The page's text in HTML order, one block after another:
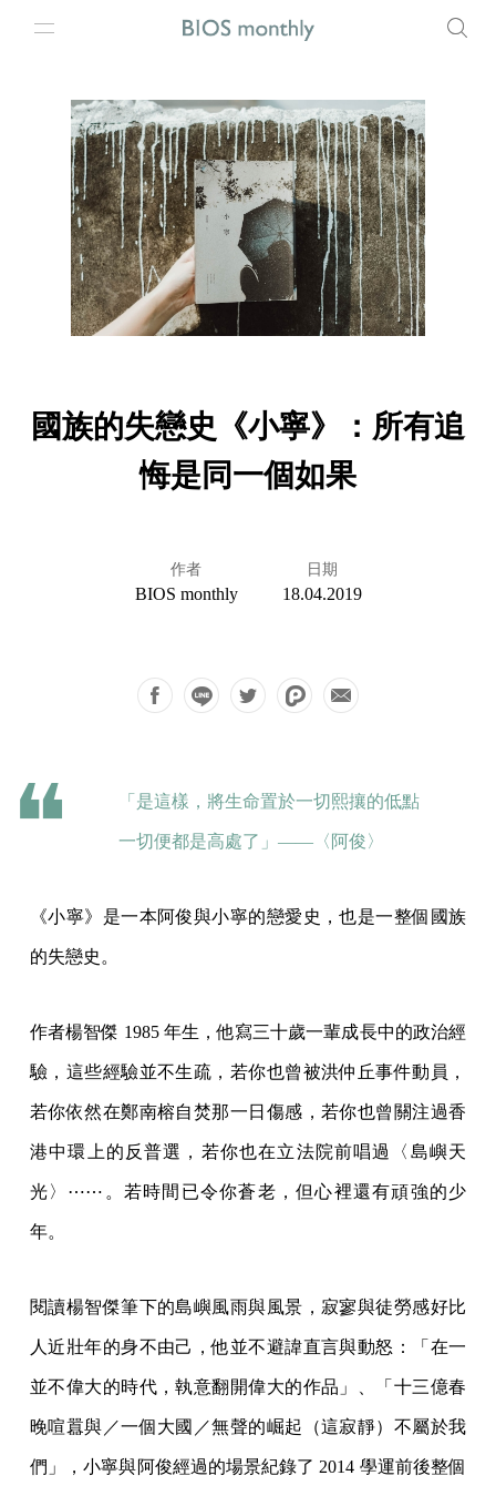
國族的失戀史《小寧》：所有追
悔是同一個如果
作者
BIOS monthly
日期
18.04.2019
「是這樣，將生命置於一切熙攘的低點
一切便都是高處了」——〈阿俊〉
《小寧》是一本阿俊與小寧的戀愛史，也是一整個國族
的失戀史。
作者楊智傑 1985 年生，他寫三十歲一輩成長中的政治經
驗，這些經驗並不生疏，若你也曾被洪仲丘事件動員，
若你依然在鄭南榕自焚那一日傷感，若你也曾關注過香
港中環上的反普選，若你也在立法院前唱過〈島嶼天
光〉⋯⋯。若時間已令你蒼老，但心裡還有頑強的少
年。
閱讀楊智傑筆下的島嶼風雨與風景，寂寥與徒勞感好比
人近壯年的身不由己，他並不避諱直言與動怒：「在一
並不偉大的時代，執意翻開偉大的作品」、「十三億春
晚喧囂與／一個大國／無聲的崛起（這寂靜）不屬於我
們」，小寧與阿俊經過的場景紀錄了 2014 學運前後整個